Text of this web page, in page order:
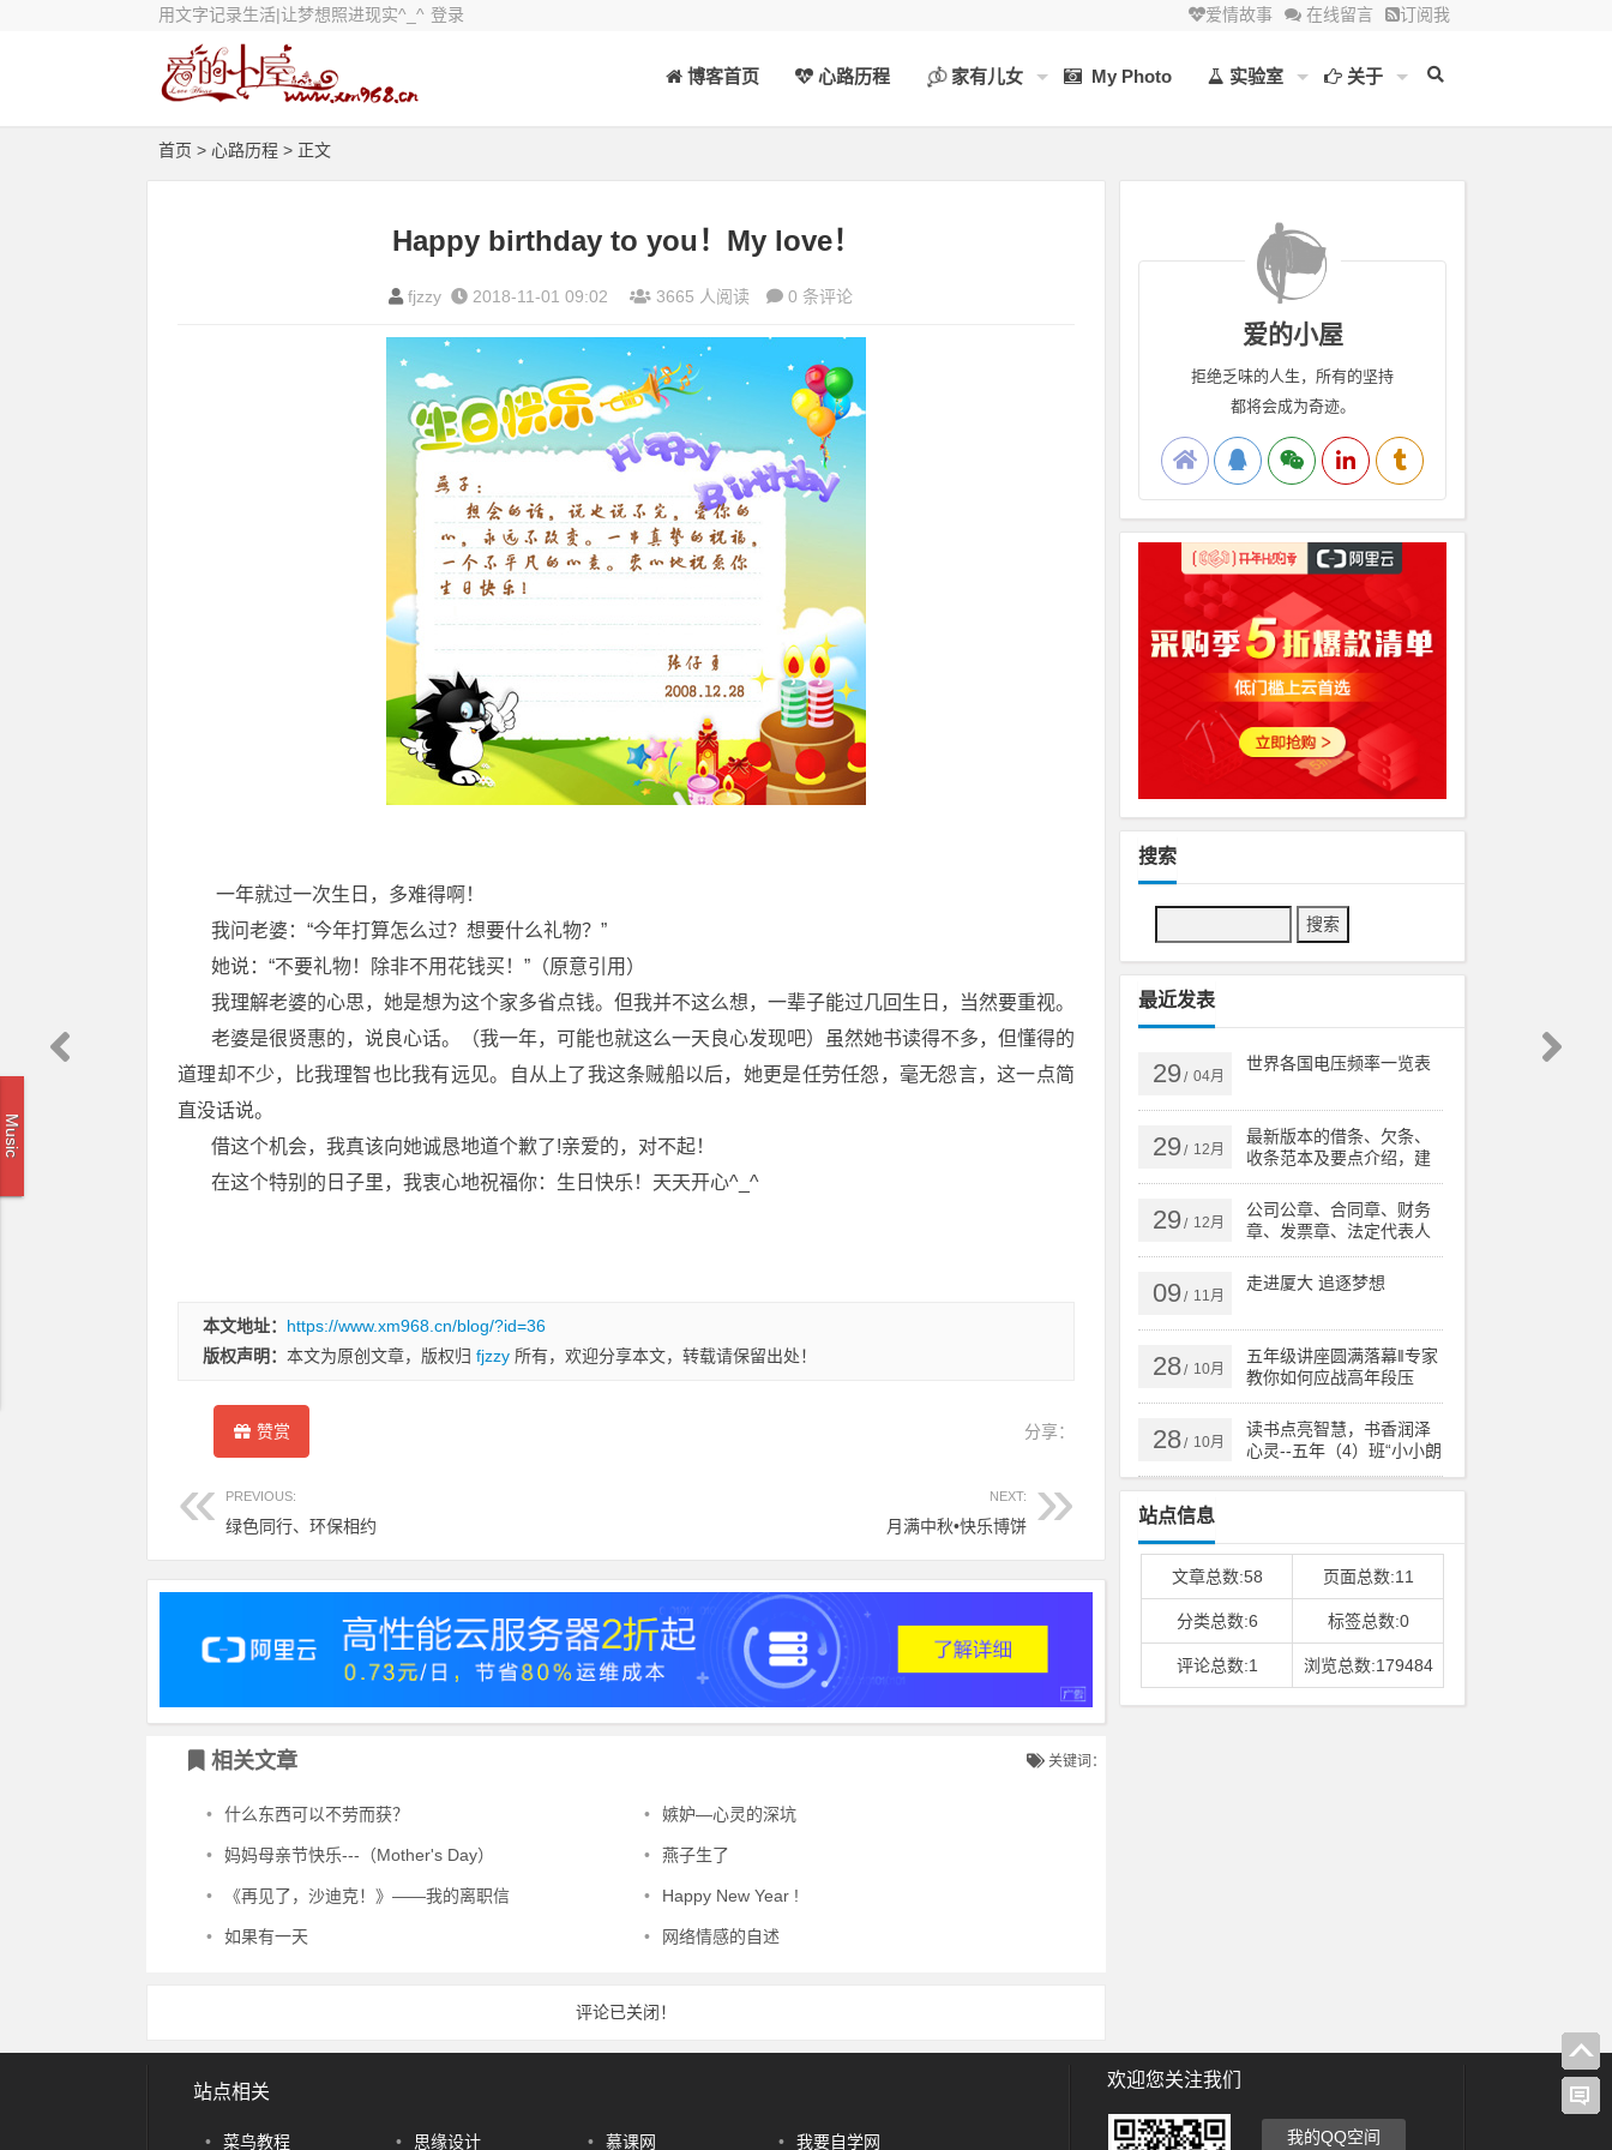
用文字记录生活|让梦想照进现实^_^ 登录 爱情故事 在线留言 订阅我
博客首页 心路历程 家有儿女 My Photo 实验室 关于
首页 > 心路历程 > 正文
Happy birthday to you！My love！
fjzzy 2018-11-01 09:02 3665 人阅读 0 条评论
一年就过一次生日，多难得啊！
我问老婆：“今年打算怎么过？想要什么礼物？”
她说：“不要礼物！除非不用花钱买！”（原意引用）
我理解老婆的心思，她是想为这个家多省点钱。但我并不这么想，一辈子能过几回生日，当然要重视。
老婆是很贤惠的，说良心话。（我一年，可能也就这么一天良心发现吧）虽然她书读得不多，但懂得的
道理却不少，比我理智也比我有远见。自从上了我这条贼船以后，她更是任劳任怨，毫无怨言，这一点简
直没话说。
借这个机会，我真该向她诚恳地道个歉了!亲爱的，对不起！
在这个特别的日子里，我衷心地祝福你：生日快乐！天天开心^_^
本文地址： https://www.xm968.cn/blog/?id=36
版权声明： 本文为原创文章，版权归 fjzzy 所有，欢迎分享本文，转载请保留出处！
赞赏 分享：
PREVIOUS:
绿色同行、环保相约
NEXT:
月满中秋•快乐博饼
相关文章 关键词：
• 什么东西可以不劳而获？ • 嫉妒—心灵的深坑
• 妈妈母亲节快乐---（Mother's Day） • 燕子生了
• 《再见了，沙迪克！》——我的离职信 • Happy New Year !
• 如果有一天 • 网络情感的自述
评论已关闭！
爱的小屋
拒绝乏味的人生，所有的坚持
都将会成为奇迹。
搜索
最近发表
29/ 04月
世界各国电压频率一览表
29/ 12月
最新版本的借条、欠条、
收条范本及要点介绍，建
议收藏
29/ 12月
公司公章、合同章、财务
章、发票章、法定代表人
印章有什么区别？
09/ 11月
走进厦大 追逐梦想
28/ 10月
五年级讲座圆满落幕‖专家
教你如何应战高年段压
力！
28/ 10月
读书点亮智慧，书香润泽
心灵--五年（4）班“小小朗
读者”活动
站点信息
文章总数:58 页面总数:11
分类总数:6 标签总数:0
评论总数:1 浏览总数:179484
站点相关
• 菜鸟教程 • 思缘设计 • 慕课网 • 我要自学网
欢迎您关注我们
我的QQ空间
Music